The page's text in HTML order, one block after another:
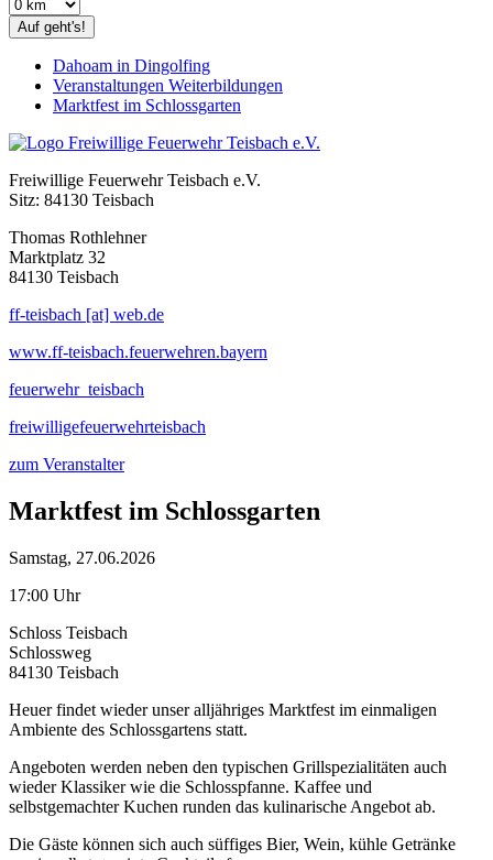
Auf geht's!
Dahoam in Dingolfing
Veranstaltungen Weiterbildungen
Marktfest im Schlossgarten
Freiwillige Feuerwehr Teisbach e.V.
Sitz: 84130 Teisbach
Thomas Rothlehner
Marktplatz 32
84130 Teisbach
ff-teisbach [at] web.de
www.ff-teisbach.feuerwehren.bayern
feuerwehr_teisbach
freiwilligefeuerwehrteisbach
zum Veranstalter
Marktfest im Schlossgarten
Samstag, 27.06.2026
17:00 Uhr
Schloss Teisbach
Schlossweg
84130 Teisbach
Heuer findet wieder unser alljähriges Marktfest im einmaligen
Ambiente des Schlossgartens statt.
Angeboten werden neben den typischen Grillspezialitäten auch
wieder Klassiker wie die Schlosspfanne. Kaffee und
selbstgemachter Kuchen runden das kulinarische Angebot ab.
Die Gäste können sich auch süffiges Bier, Wein, kühle Getränke